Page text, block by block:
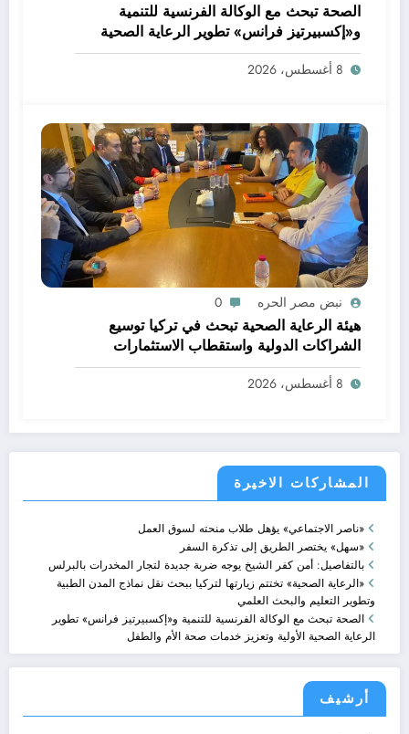
المشاركات الاخيرة
«ناصر الاجتماعي» يؤهل طلاب منحته لسوق العمل
«سهل» يختصر الطريق إلى تذكرة السفر
بالتفاصيل: أمن كفر الشيخ يوجه ضربة جديدة لتجار المخدرات بالبرلس
«الرعاية الصحية» تختتم زيارتها لتركيا ببحث نقل نماذج المدن الطبية
وتطوير التعليم والبحث العلمي
الصحة تبحث مع الوكالة الفرنسية للتنمية و«إكسبيرتيز فرانس» تطوير
الرعاية الصحية الأولية وتعزيز خدمات صحة الأم والطفل
أرشيف
الصحة تبحث مع الوكالة الفرنسية للتنمية
و«إكسبيرتيز فرانس» تطوير الرعاية الصحية
الأولية وتعزيز خدمات صحة الأم والطفل
8 أغسطس، 2026
نبض مصر الحره 0
هيئة الرعاية الصحية تبحث في تركيا توسيع
الشراكات الدولية واستقطاب الاستثمارات
لإنشاء مراكز طبية متخصصة وتعزيز السياحة
العلاجية
8 أغسطس، 2026